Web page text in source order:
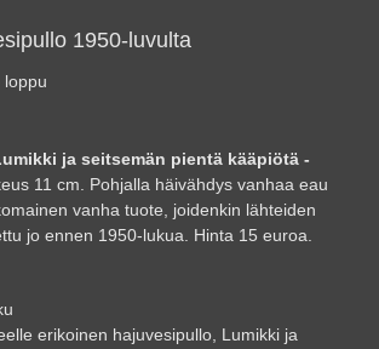
1950-luvulta
loppu
ja seitsemän pientä kääpiötä -
11 cm. Pohjalla häivähdys vanhaa eau
vanha tuote, joidenkin lähteiden
jo ennen 1950-lukua. Hinta 15 euroa.
erikoinen hajuvesipullo, Lumikki ja